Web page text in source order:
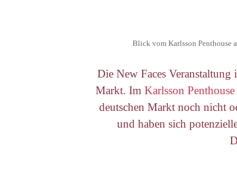
Blick vom Karlsson Penthouse
Die New Faces Veranstaltung
Markt. Im Karlsson Penthouse
deutschen Markt noch nicht
und haben sich